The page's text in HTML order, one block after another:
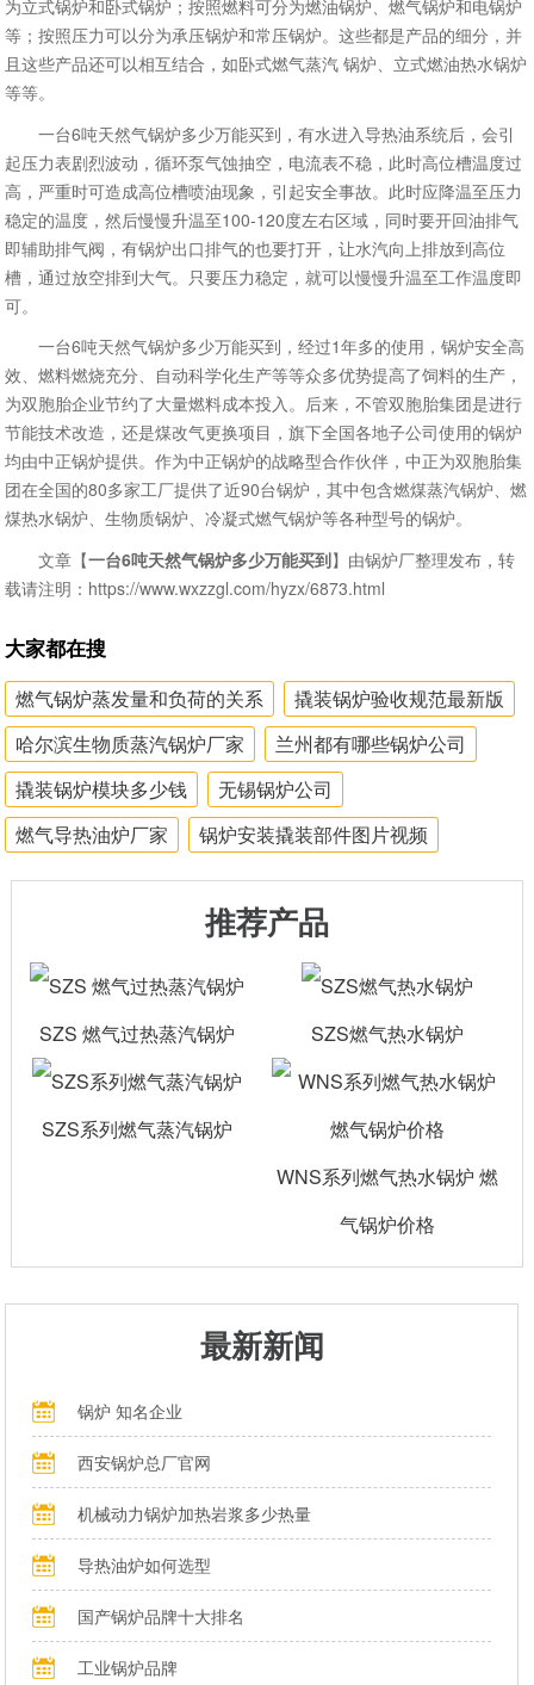
为立式锅炉和卧式锅炉；按照燃料可分为燃油锅炉、燃气锅炉和电锅炉
等；按照压力可以分为承压锅炉和常压锅炉。这些都是产品的细分，并
且这些产品还可以相互结合，如卧式燃气蒸汽 锅炉、立式燃油热水锅炉
等等。
一台6吨天然气锅炉多少万能买到，有水进入导热油系统后，会引
起压力表剧烈波动，循环泵气蚀抽空，电流表不稳，此时高位槽温度过
高，严重时可造成高位槽喷油现象，引起安全事故。此时应降温至压力
稳定的温度，然后慢慢升温至100-120度左右区域，同时要开回油排气
即辅助排气阀，有锅炉出口排气的也要打开，让水汽向上排放到高位
槽，通过放空排到大气。只要压力稳定，就可以慢慢升温至工作温度即
可。
一台6吨天然气锅炉多少万能买到，经过1年多的使用，锅炉安全高
效、燃料燃烧充分、自动科学化生产等等众多优势提高了饲料的生产，
为双胞胎企业节约了大量燃料成本投入。后来，不管双胞胎集团是进行
节能技术改造，还是煤改气更换项目，旗下全国各地子公司使用的锅炉
均由中正锅炉提供。作为中正锅炉的战略型合作伙伴，中正为双胞胎集
团在全国的80多家工厂提供了近90台锅炉，其中包含燃煤蒸汽锅炉、燃
煤热水锅炉、生物质锅炉、冷凝式燃气锅炉等各种型号的锅炉。
文章【一台6吨天然气锅炉多少万能买到】由锅炉厂整理发布，转
载请注明：https://www.wxzzgl.com/hyzx/6873.html
大家都在搜
燃气锅炉蒸发量和负荷的关系
撬装锅炉验收规范最新版
哈尔滨生物质蒸汽锅炉厂家
兰州都有哪些锅炉公司
撬装锅炉模块多少钱
无锡锅炉公司
燃气导热油炉厂家
锅炉安装撬装部件图片视频
推荐产品
SZS 燃气过热蒸汽锅炉 SZS燃气热水锅炉
SZS系列燃气蒸汽锅炉
WNS系列燃气热水锅炉 燃
气锅炉价格
最新新闻
锅炉 知名企业
西安锅炉总厂官网
机械动力锅炉加热岩浆多少热量
导热油炉如何选型
国产锅炉品牌十大排名
工业锅炉品牌